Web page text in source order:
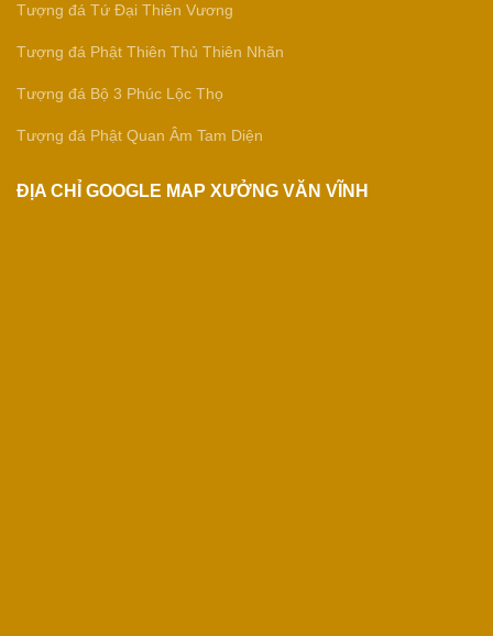
Tượng đá Tứ Đại Thiên Vương
Tượng đá Phật Thiên Thủ Thiên Nhãn
Tượng đá Bộ 3 Phúc Lộc Thọ
Tượng đá Phật Quan Âm Tam Diện
ĐỊA CHỈ GOOGLE MAP XƯỞNG VĂN VĨNH